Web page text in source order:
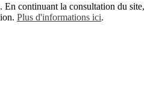
En continuant la consultation du site,
Plus d'informations ici.